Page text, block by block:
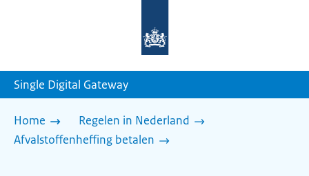
homepage
Single Digital Gateway
Home
Regelen in Nederland
Afvalstoffenheffing betalen